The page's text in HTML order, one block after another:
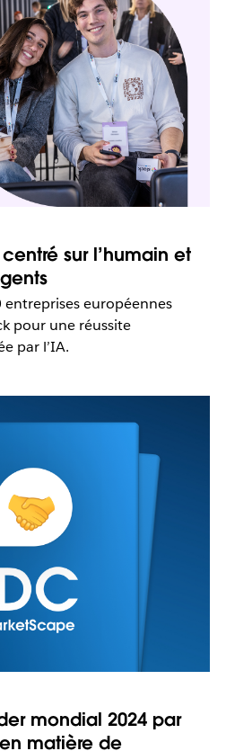
sur l’humain et
européennes
pour une réussite
par l’IA.
mondial 2024 par
matière de